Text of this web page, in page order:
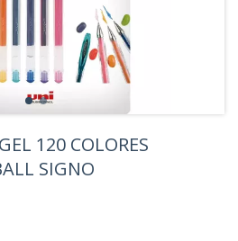
120 COLORES
SIGNO